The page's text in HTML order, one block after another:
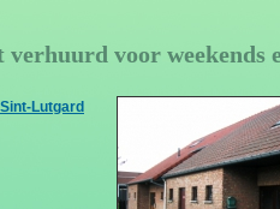
voor weekends
Lutgard